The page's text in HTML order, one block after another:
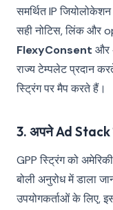
समर्थित IP
सही नोटिस, लिंक और
FlexyConsent और
राज्य टेम्पलेट प्रदान
स्ट्रिंग पर मैप करते हैं।
3. अपने Ad Stack
GPP स्ट्रिंग को
बोली अनुरोध में डाला
उपयोगकर्ताओं के लिए,